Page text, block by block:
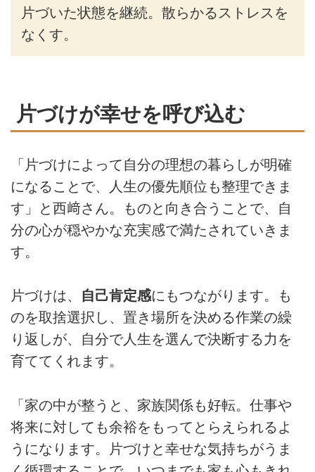
片づいた状態を継続。散らかるストレスを
なくす。
片づけが幸せを呼び込む
「片づけによって自分の理想の暮らしが明確
になることで、人生の優先順位も整理できま
す」と西﨑さん。ものと向き合うことで、自
分の心が穏やかな充実感で満たされていきま
す。
片づけは、 自己肯定感にもつながります。も
のを取捨選択し、置き場所を決める作業の繰
り返しが、自分で人生を選んで決断する力を
育ててくれます。
「家の中が整うと、家族関係も好転。仕事や
将来に対しても余裕をもってとらえられるよ
うになります。片づけと幸せな気持ちがうま